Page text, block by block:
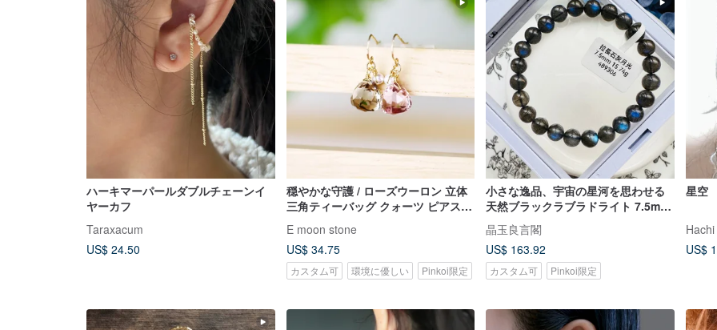
ハーキマーパールダブルチェーンイ
ヤーカフ
Taraxacum
US$ 24.50
穏やかな守護 / ローズウーロン 立体
三角ティーバッグ クォーツ ピアス
E moon stone
US$ 34.75
カスタム可 環境に優しい Pinkoi限定
小さな逸品、宇宙の星河を思わせる
天然ブラックラブラドライト 7.5mm
15.74g 安定したエネルギーで洞察力
を高める
晶玉良言閣
US$ 163.92
カスタム可 Pinkoi限定
星空
US$